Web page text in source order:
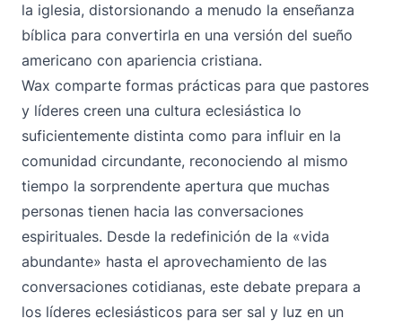
la iglesia, distorsionando a menudo la enseñanza
bíblica para convertirla en una versión del sueño
americano con apariencia cristiana.
Wax comparte formas prácticas para que pastores
y líderes creen una cultura eclesiástica lo
suficientemente distinta como para influir en la
comunidad circundante, reconociendo al mismo
tiempo la sorprendente apertura que muchas
personas tienen hacia las conversaciones
espirituales. Desde la redefinición de la «vida
abundante» hasta el aprovechamiento de las
conversaciones cotidianas, este debate prepara a
los líderes eclesiásticos para ser sal y luz en un